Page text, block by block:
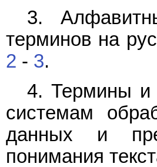
3.
терминов на
2 - 3.
4. Термины и
системам
данных и
понимания